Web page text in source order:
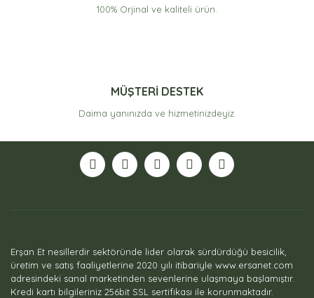
100% Orjinal ve kaliteli ürün.
MÜŞTERİ DESTEK
Daima yanınızda ve hizmetinizdeyiz.
Erşan Et nesillerdir sektöründe lider olarak sürdürdüğü besicilik,
üretim ve satış faaliyetlerine 2020 yılı itibariyle www.ersanet.com
adresindeki sanal marketinden sevenlerine ulaşmaya başlamıştır.
Kredi kartı bilgileriniz 256bit SSL sertifikası ile korunmaktadır.